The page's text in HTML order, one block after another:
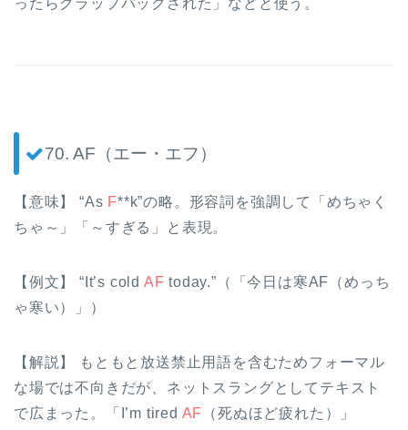
ったらクラップバックされた」などと使う。
70. AF（エー・エフ）
【意味】 “As F**k”の略。形容詞を強調して「めちゃく
ちゃ～」「～すぎる」と表現。
【例文】 “It’s cold AF today.”（「今日は寒AF（めっち
ゃ寒い）」）
【解説】 もともと放送禁止用語を含むためフォーマル
な場では不向きだが、ネットスラングとしてテキスト
で広まった。「I’m tired AF
（死ぬほど疲れた）」